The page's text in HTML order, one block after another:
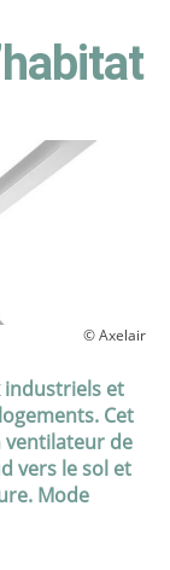
© Axelair
industriels et
Cet
ventilateur de
vers le sol et
Mode